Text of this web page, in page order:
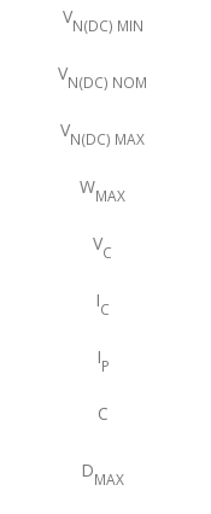
VN(DC) MIN
VN(DC) NOM
VN(DC) MAX
WMAX
VC
IC
IP
C
DMAX